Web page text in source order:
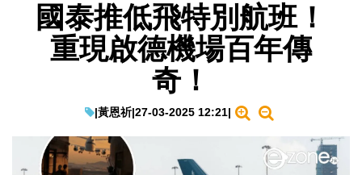
國泰推低飛特別航班！
重現啟德機場百年傳
奇！
|黃恩祈|27-03-2025 12:21|